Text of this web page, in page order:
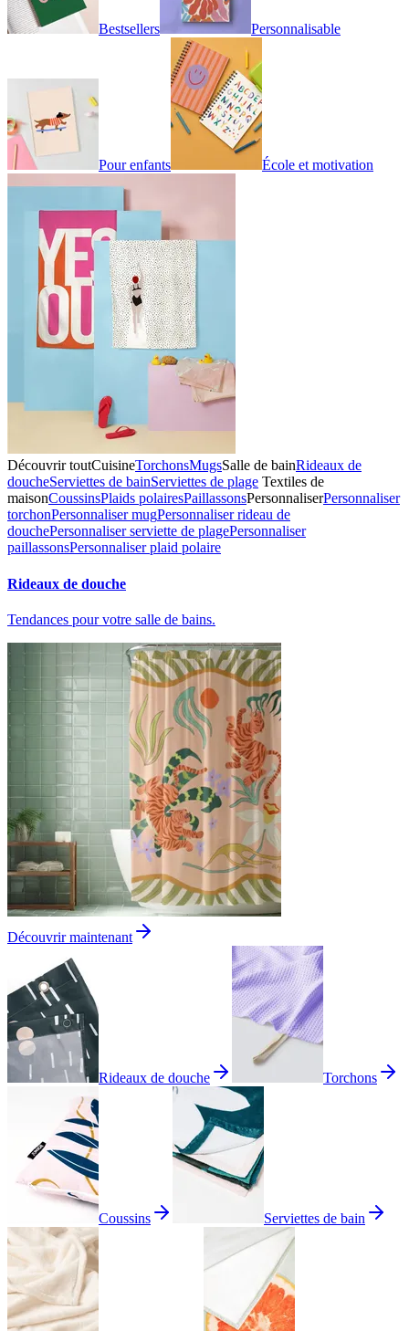
Bestsellers Personnalisable
Pour enfants École et motivation
Découvrir toutCuisineTorchonsMugsSalle de bainRideaux de
doucheServiettes de bainServiettes de plage Textiles de
maisonCoussinsPlaids polairesPaillassonsPersonnaliserPersonnaliser
torchonPersonnaliser mugPersonnaliser rideau de
douchePersonnaliser serviette de plagePersonnaliser
paillassonsPersonnaliser plaid polaire
Rideaux de douche
Tendances pour votre salle de bains.
Découvrir maintenant
Rideaux de douche Torchons
Coussins Serviettes de bain